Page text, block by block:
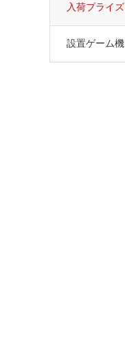
入荷プライズ
設置ゲーム機